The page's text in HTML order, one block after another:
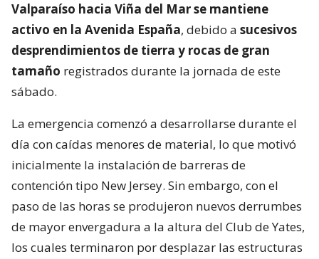
Valparaíso hacia Viña del Mar se mantiene
activo en la Avenida España, debido a sucesivos
desprendimientos de tierra y rocas de gran
tamaño registrados durante la jornada de este
sábado.
La emergencia comenzó a desarrollarse durante el
día con caídas menores de material, lo que motivó
inicialmente la instalación de barreras de
contención tipo New Jersey. Sin embargo, con el
paso de las horas se produjeron nuevos derrumbes
de mayor envergadura a la altura del Club de Yates,
los cuales terminaron por desplazar las estructuras